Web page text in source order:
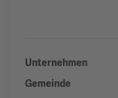
Unternehmen
Gemeinde